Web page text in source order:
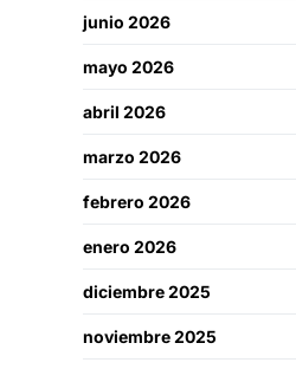
junio 2026
mayo 2026
abril 2026
marzo 2026
febrero 2026
enero 2026
diciembre 2025
noviembre 2025